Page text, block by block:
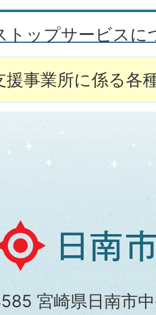
トップサービスに
援事業所に係る各
日
南
宮崎県日南市